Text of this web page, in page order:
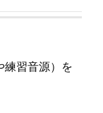
習音源）を